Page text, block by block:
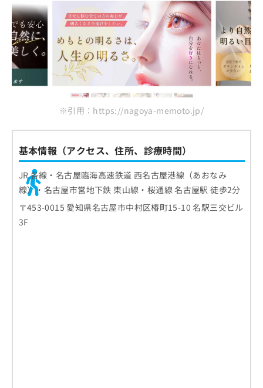
※引用：https://nagoya-memoto.jp/
基本情報（アクセス、住所、診療時間）
JR 各線・名古屋臨海高速鉄道 西名古屋港線（あおなみ
線）・名古屋市営地下鉄 東山線・桜通線 名古屋駅 徒歩2分
〒453-0015 愛知県名古屋市中村区椿町15-10 名駅三交ビル
3F